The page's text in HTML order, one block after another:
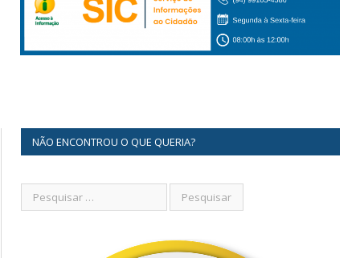
NÃO ENCONTROU O QUE QUERIA?